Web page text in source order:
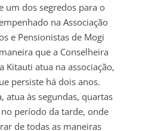
um dos segredos para o
na Associação
e Pensionistas de Mogi
que a Conselheira
Kitauti atua na associação,
persiste há dois anos.
atua às segundas, quartas
período da tarde, onde
de todas as maneiras